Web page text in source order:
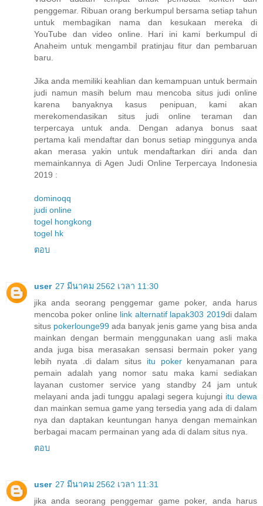
penggemar. Ribuan orang berkumpul bersama setiap tahun
untuk membagikan nama dan kesukaan mereka di
YouTube dan video online. Hari ini kami berkumpul di
Anaheim untuk mengambil pratinjau fitur dan pembaruan
baru.
Jika anda memiliki keahlian dan kemampuan untuk bermain
judi namun masih belum mau mencoba situs judi online
karena banyaknya kasus penipuan, kami akan
merekomendasikan situs judi online teraman dan
terpercaya untuk anda. Dengan adanya bonus saat
pertama kali mendaftar dan bonus setiap minggunya anda
akan merasa yakin untuk mendaftarkan diri anda dan
memainkannya di Agen Judi Online Terpercaya Indonesia
2019 :
dominoqq
judi online
togel hongkong
togel hk
ตอบ
user 27 มีนาคม 2562 เวลา 11:30
jika anda seorang penggemar game poker, anda harus
mencoba poker online link alternatif lapak303 2019di dalam
situs pokerlounge99 ada banyak jenis game yang bisa anda
mainkan dengan bermain menggunakan uang asli maka
anda juga bisa merasakan sensasi bermain poker yang
lebih nyata .di dalam situs itu pokerkenyamanan para
pemain adalah yang nomor satu maka kami sediakan
layanan customer service yang standby 24 jam untuk
melayani anda jadi tunggu apalagi segera kujungi itu dewa
dan mainkan semua game yang tersedia yang ada di dalam
nya dan daptakan keuntungan hanya dengan memainkan
berbagai macam permainan yang ada di dalam situs nya.
ตอบ
user 27 มีนาคม 2562 เวลา 11:31
jika anda seorang penggemar game poker, anda harus